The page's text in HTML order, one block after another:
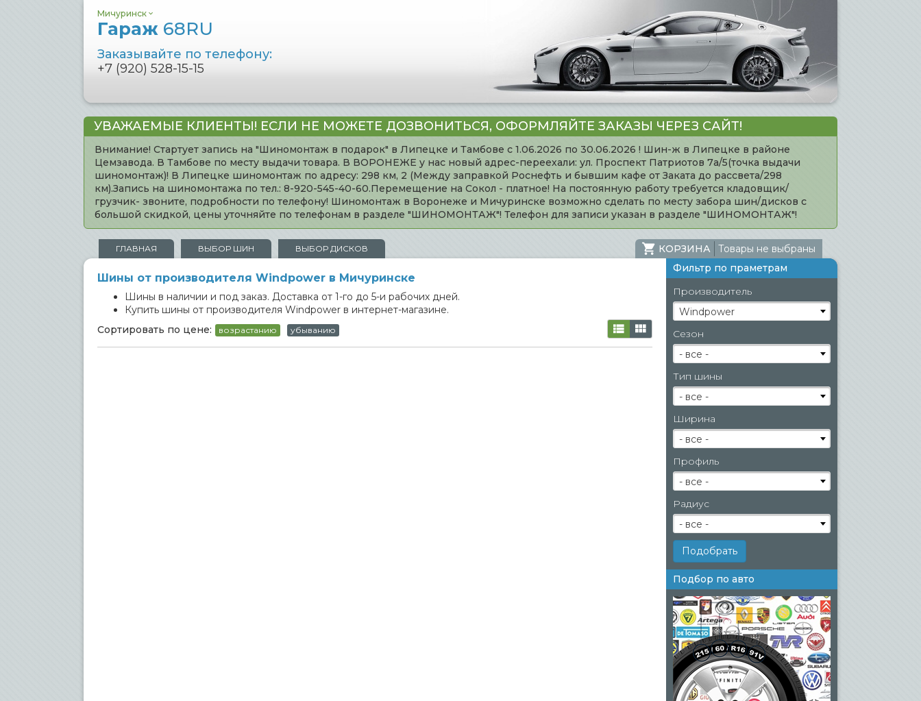
Мичуринск
Гараж 68RU
Заказывайте по телефону:
+7 (920) 528-15-15
УВАЖАЕМЫЕ КЛИЕНТЫ! ЕСЛИ НЕ МОЖЕТЕ ДОЗВОНИТЬСЯ, ОФОРМЛЯЙТЕ ЗАКАЗЫ ЧЕРЕЗ САЙТ!
Внимание! Стартует запись на "Шиномонтаж в подарок" в Липецке и Тамбове с 1.06.2026 по 30.06.2026 ! Шин-ж в Липецке в районе
Цемзавода. В Тамбове по месту выдачи товара. В ВОРОНЕЖЕ у нас новый адрес-переехали: ул. Проспект Патриотов 7а/5(точка выдачи
шиномонтаж)! В Липецке шиномонтаж по адресу: 298 км, 2 (Между заправкой Роснефть и бывшим кафе от Заката до рассвета/298
км).Запись на шиномонтажа по тел.: 8-920-545-40-60.Перемещение на Сокол - платное! На постоянную работу требуется кладовщик/
грузчик- звоните, подробности по телефону! Шиномонтаж в Воронеже и Мичуринске возможно сделать по месту забора шин/дисков с
большой скидкой, цены уточняйте по телефонам в разделе "ШИНОМОНТАЖ"! Телефон для записи указан в разделе "ШИНОМОНТАЖ"!
ГЛАВНАЯ ВЫБОР ШИН ВЫБОР ДИСКОВ КОРЗИНА Товары не выбраны
Шины от производителя Windpower в Мичуринске
Шины в наличии и под заказ. Доставка от 1-го до 5-и рабочих дней.
Купить шины от производителя Windpower в интернет-магазине.
Сортировать по цене:
возрастанию убыванию
Фильтр по праметрам
Производитель
Windpower
Сезон
- все -
Тип шины
- все -
Ширина
- все -
Профиль
- все -
Радиус
- все -
Подбор по авто